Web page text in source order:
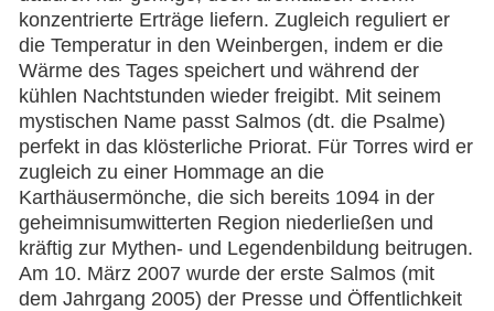
konzentrierte Erträge liefern. Zugleich reguliert er
die Temperatur in den Weinbergen, indem er die
Wärme des Tages speichert und während der
kühlen Nachtstunden wieder freigibt. Mit seinem
mystischen Name passt Salmos (dt. die Psalme)
perfekt in das klösterliche Priorat. Für Torres wird er
zugleich zu einer Hommage an die
Karthäusermönche, die sich bereits 1094 in der
geheimnisumwitterten Region niederließen und
kräftig zur Mythen- und Legendenbildung beitrugen.
Am 10. März 2007 wurde der erste Salmos (mit
dem Jahrgang 2005) der Presse und Öffentlichkeit